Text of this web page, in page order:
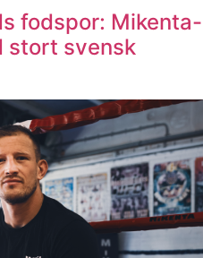
fodspor: Mikenta-
stort svensk